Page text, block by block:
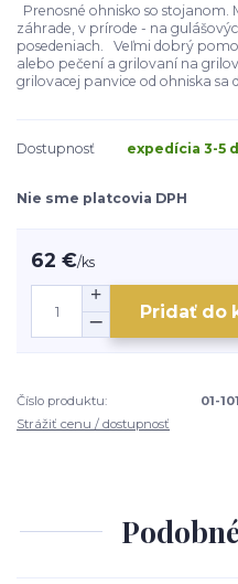
Prenosné ohnisko so stojanom.
záhrade, v prírode - na
posedeniach. Veľmi dobrý
alebo pečení a grilovaní na
grilovacej panvice od ohniska sa
Dostupnosť expedícia 3-5
Nie sme platcovia DPH
62 €/ks
Pridať do
Číslo produktu:
01-
Strážiť cenu / dostupnosť